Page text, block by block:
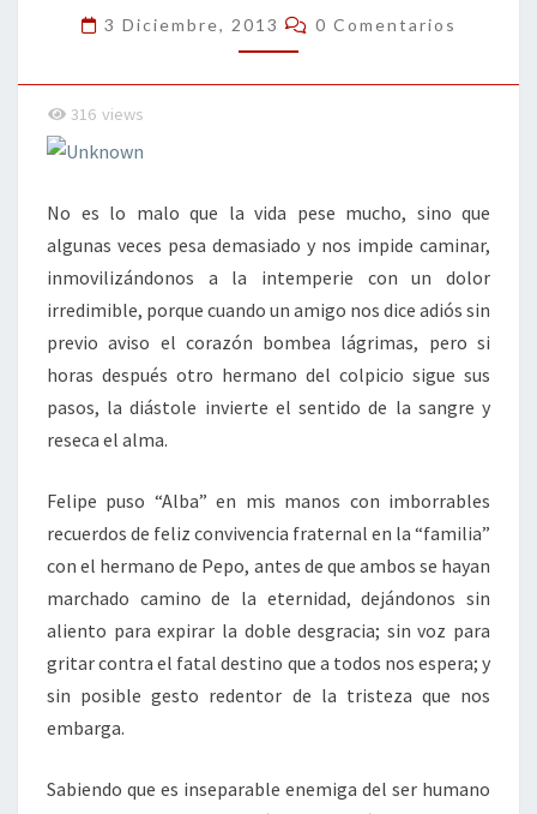
3 Diciembre, 2013 Comentarios
0 Comentarios
316 views
No es lo malo que la vida pese mucho, sino que
algunas veces pesa demasiado y nos impide caminar,
inmovilizándonos a la intemperie con un dolor
irredimible, porque cuando un amigo nos dice adiós sin
previo aviso el corazón bombea lágrimas, pero si
horas después otro hermano del colpicio sigue sus
pasos, la diástole invierte el sentido de la sangre y
reseca el alma.
Felipe puso “Alba” en mis manos con imborrables
recuerdos de feliz convivencia fraternal en la “familia”
con el hermano de Pepo, antes de que ambos se hayan
marchado camino de la eternidad, dejándonos sin
aliento para expirar la doble desgracia; sin voz para
gritar contra el fatal destino que a todos nos espera; y
sin posible gesto redentor de la tristeza que nos
embarga.
Sabiendo que es inseparable enemiga del ser humano